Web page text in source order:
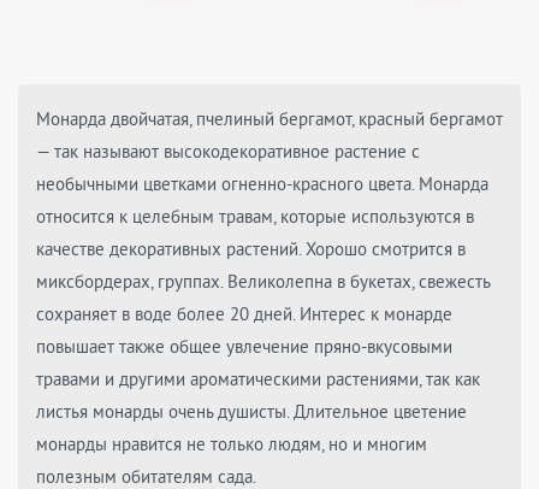
Монарда двойчатая, пчелиный бергамот, красный бергамот
— так называют высокодекоративное растение с
необычными цветками огненно-красного цвета. Монарда
относится к целебным травам, которые используются в
качестве декоративных растений. Хорошо смотрится в
миксбордерах, группах. Великолепна в букетах, свежесть
сохраняет в воде более 20 дней. Интерес к монарде
повышает также общее увлечение пряно-вкусовыми
травами и другими ароматическими растениями, так как
листья монарды очень душисты. Длительное цветение
монарды нравится не только людям, но и многим
полезным обитателям сада.